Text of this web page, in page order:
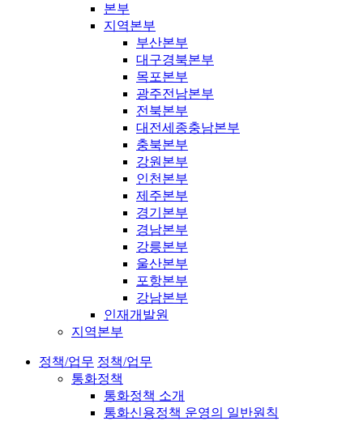
본부
지역본부
부산본부
대구경북본부
목포본부
광주전남본부
전북본부
대전세종충남본부
충북본부
강원본부
인천본부
제주본부
경기본부
경남본부
강릉본부
울산본부
포항본부
강남본부
인재개발원
지역본부
정책/업무 정책/업무
통화정책
통화정책 소개
통화신용정책 운영의 일반원칙